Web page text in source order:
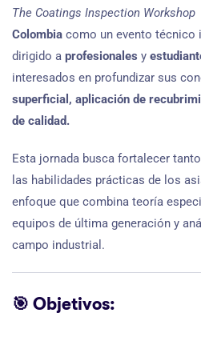
The Coatings Inspection Workshop
Colombia como un evento técnico
dirigido a profesionales y
interesados en profundizar sus
superficial, aplicación de
de calidad.
Esta jornada busca fortalecer
las habilidades prácticas de los
enfoque que combina teoría
equipos de última generación y
campo industrial.
🎯 Objetivos: